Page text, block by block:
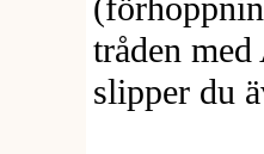
tråden
slipper du